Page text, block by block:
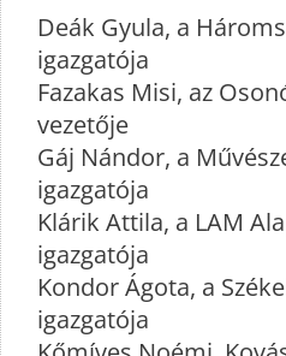
Deák Gyula, a
igazgatója
Fazakas Misi, az
vezetője
Gáj Nándor, a
igazgatója
Klárik Attila, a LAM
igazgatója
Kondor Ágota, a
igazgatója